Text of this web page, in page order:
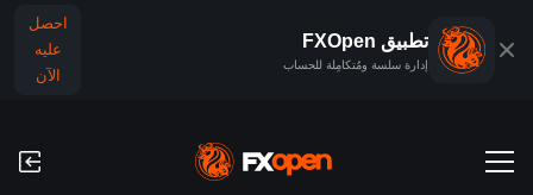
تطبيق FXOpen
إدارة سلسة ومُتكامِلة للحساب
احصل
عليه
الآن